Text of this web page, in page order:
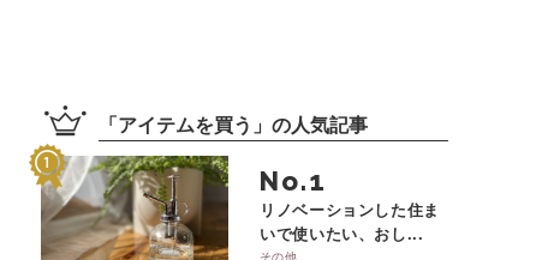
「 アイテムを買う 」の人気記事
No.
リノベーションした住ま
いで使いたい、おし...
その他